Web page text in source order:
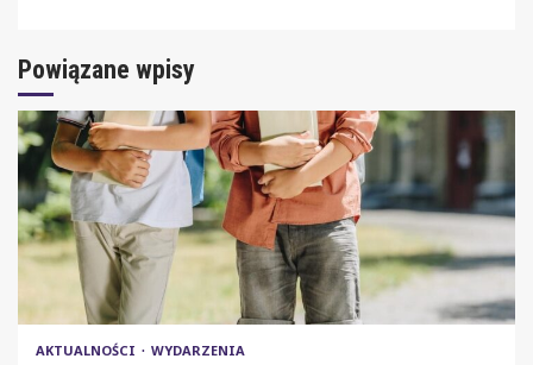
Powiązane wpisy
AKTUALNOŚCI WYDARZENIA